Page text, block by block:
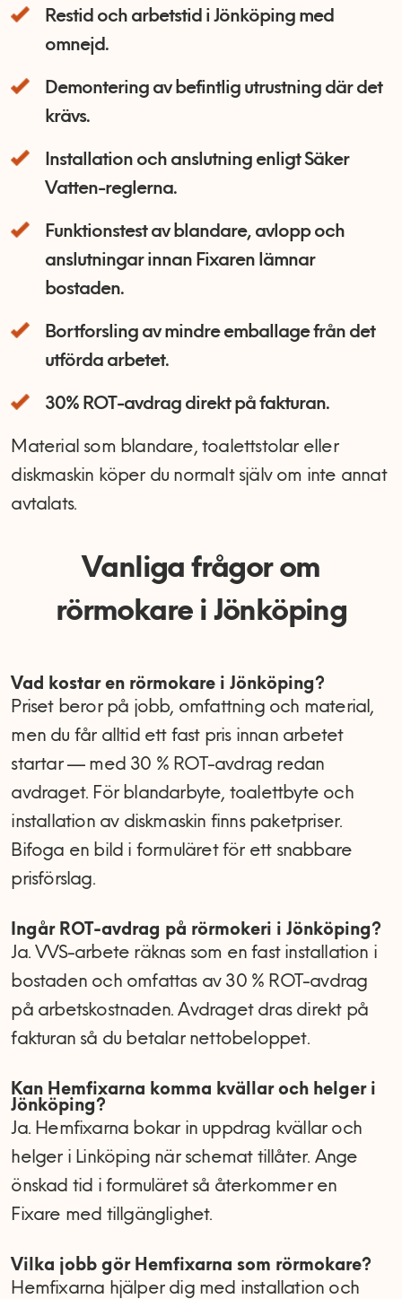
Restid och arbetstid i Jönköping med
omnejd.
Demontering av befintlig utrustning där det
krävs.
Installation och anslutning enligt Säker
Vatten-reglerna.
Funktionstest av blandare, avlopp och
anslutningar innan Fixaren lämnar
bostaden.
Bortforsling av mindre emballage från det
utförda arbetet.
30% ROT-avdrag direkt på fakturan.
Material som blandare, toalettstolar eller
diskmaskin köper du normalt själv om inte annat
avtalats.
Vanliga frågor om
rörmokare i Jönköping
Vad kostar en rörmokare i Jönköping?
Priset beror på jobb, omfattning och material,
men du får alltid ett fast pris innan arbetet
startar — med 30 % ROT-avdrag redan
avdraget. För blandarbyte, toalettbyte och
installation av diskmaskin finns paketpriser.
Bifoga en bild i formuläret för ett snabbare
prisförslag.
Ingår ROT-avdrag på rörmokeri i Jönköping?
Ja. VVS-arbete räknas som en fast installation i
bostaden och omfattas av 30 % ROT-avdrag
på arbetskostnaden. Avdraget dras direkt på
fakturan så du betalar nettobeloppet.
Kan Hemfixarna komma kvällar och helger i
Jönköping?
Ja. Hemfixarna bokar in uppdrag kvällar och
helger i Linköping när schemat tillåter. Ange
önskad tid i formuläret så återkommer en
Fixare med tillgänglighet.
Vilka jobb gör Hemfixarna som rörmokare?
Hemfixarna hjälper dig med installation och